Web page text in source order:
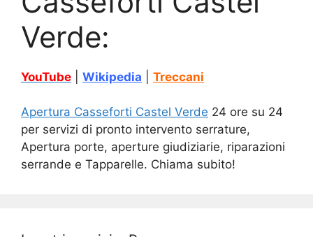
Verde:
YouTube Wikipedia Treccani
Apertura Casseforti Castel Verde 24 ore su 24
per servizi di pronto intervento serrature,
Apertura porte, aperture giudiziarie, riparazioni
serrande e Tapparelle. Chiama subito!